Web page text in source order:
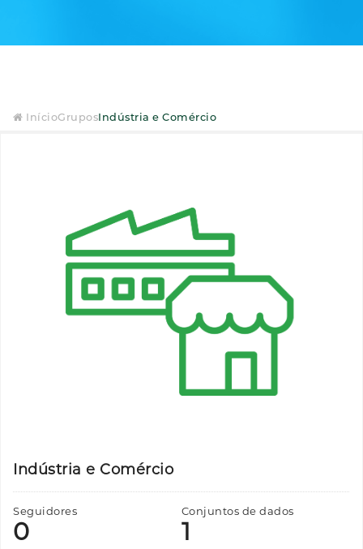
InícioGruposIndústria e Comércio
Indústria e Comércio
Seguidores
0
Conjuntos de dados
1